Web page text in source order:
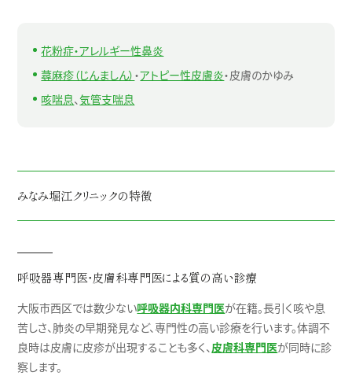
花粉症・アレルギー性鼻炎
蕁麻疹（じんましん） ・アトピー性皮膚炎・皮膚のかゆみ
咳喘息、気管支喘息
みなみ堀江クリニックの特徴
呼吸器専門医・皮膚科専門医による質の高い診療
大阪市西区では数少ない呼吸器内科専門医が在籍。長引く咳や息
苦しさ、肺炎の早期発見など、専門性の高い診療を行います。体調不
良時は皮膚に皮疹が出現することも多く、皮膚科専門医が同時に診
察します。